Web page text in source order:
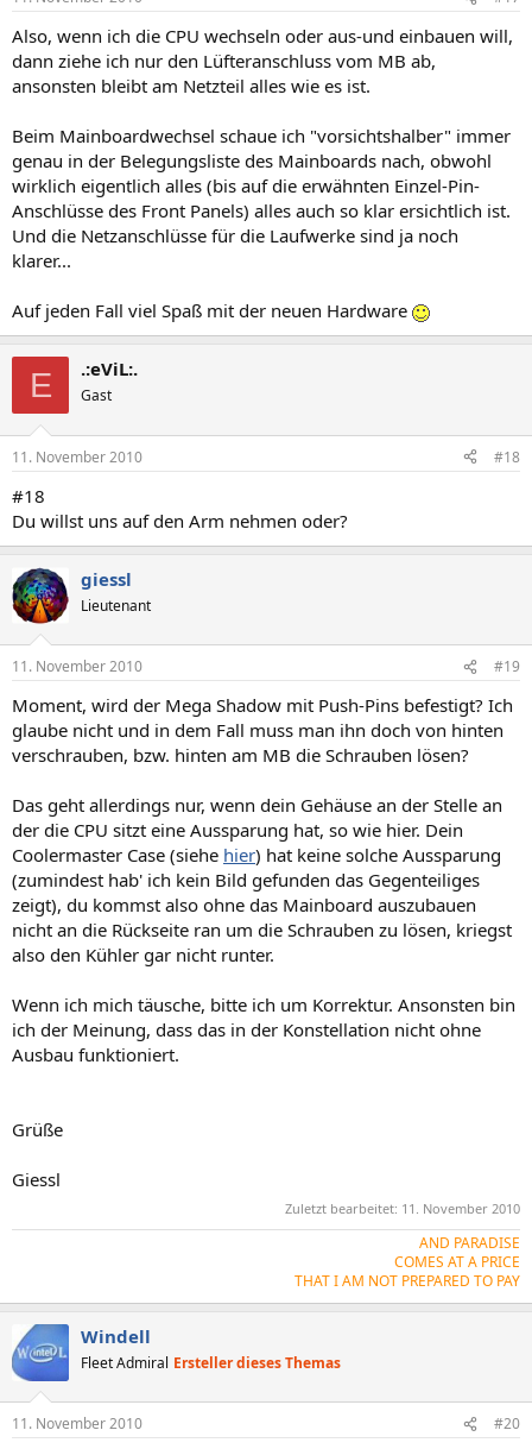
Also, wenn ich die CPU wechseln oder aus-und einbauen will,
dann ziehe ich nur den Lüfteranschluss vom MB ab,
ansonsten bleibt am Netzteil alles wie es ist.
Beim Mainboardwechsel schaue ich "vorsichtshalber" immer
genau in der Belegungsliste des Mainboards nach, obwohl
wirklich eigentlich alles (bis auf die erwähnten Einzel-Pin-
Anschlüsse des Front Panels) alles auch so klar ersichtlich ist.
Und die Netzanschlüsse für die Laufwerke sind ja noch
klarer...
Auf jeden Fall viel Spaß mit der neuen Hardware
E .:eViL:.
Gast
11. November 2010 #18
#18
Du willst uns auf den Arm nehmen oder?
giessl
Lieutenant
11. November 2010 #19
Moment, wird der Mega Shadow mit Push-Pins befestigt? Ich
glaube nicht und in dem Fall muss man ihn doch von hinten
verschrauben, bzw. hinten am MB die Schrauben lösen?
Das geht allerdings nur, wenn dein Gehäuse an der Stelle an
der die CPU sitzt eine Aussparung hat, so wie hier. Dein
Coolermaster Case (siehe hier) hat keine solche Aussparung
(zumindest hab' ich kein Bild gefunden das Gegenteiliges
zeigt), du kommst also ohne das Mainboard auszubauen
nicht an die Rückseite ran um die Schrauben zu lösen, kriegst
also den Kühler gar nicht runter.
Wenn ich mich täusche, bitte ich um Korrektur. Ansonsten bin
ich der Meinung, dass das in der Konstellation nicht ohne
Ausbau funktioniert.
Grüße
Giessl
Zuletzt bearbeitet: 11. November 2010
AND PARADISE
COMES AT A PRICE
THAT I AM NOT PREPARED TO PAY​
Windell
Fleet Admiral Ersteller dieses Themas
11. November 2010 #20